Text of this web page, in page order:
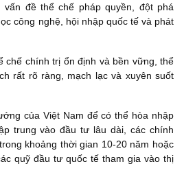
đề thể chế pháp quyền, đột phá
công nghệ, hội nhập quốc tế và phát
chế chính trị ổn định và bền vững, thể
rất rõ ràng, mạch lạc và xuyên suốt
của Việt Nam để có thể hòa nhập
trung vào đầu tư lâu dài, các chính
khoảng thời gian 10-20 năm hoặc
quỹ đầu tư quốc tế tham gia vào thị